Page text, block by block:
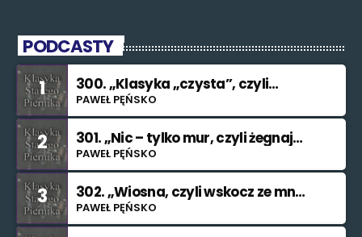
PODCASTY
1
300. „Klasyka „czysta”, czyli
znowu nie świętuję”
PAWEŁ PĘŃSKO
2
301. „Nic – tylko mur, czyli żegnaj
smutku”
PAWEŁ PĘŃSKO
3
302. „Wiosna, czyli wskocz ze mną
do rzeki”
PAWEŁ PĘŃSKO